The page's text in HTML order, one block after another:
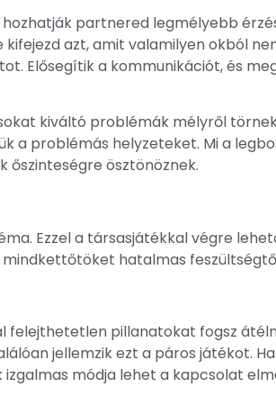
partnered legmélyebb
azt, amit valamilyen okból
Elősegítik a kommunikációt, és
kiváltó problémák mélyről
a problémás helyzeteket. Mi a
őszinteségre ösztönöznek.
Ezzel a társasjátékkal végre
mindkettőtöket hatalmas
felejthetetlen pillanatokat fogsz
jellemzik ezt a páros játékot.
módja lehet a kapcsolat